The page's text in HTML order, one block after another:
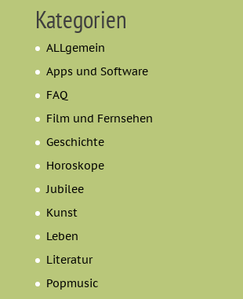
Kategorien
ALLgemein
Apps und Software
FAQ
Film und Fernsehen
Geschichte
Horoskope
Jubilee
Kunst
Leben
Literatur
Popmusic